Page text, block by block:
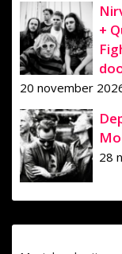
+
20 november
28